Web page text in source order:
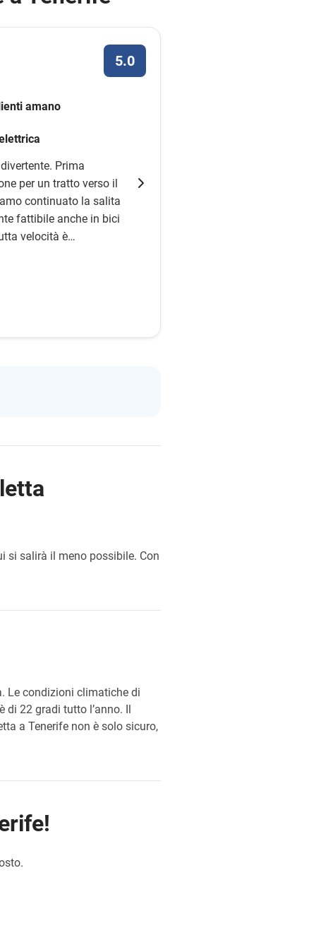
5.0
amano
Prima
per un tratto verso il
continuato la salita
fattibile anche in bici
velocità è
davvero eccezionale.
si salirà il meno possibile. Con
Le condizioni climatiche di
di 22 gradi tutto l’anno. Il
a Tenerife non è solo sicuro,